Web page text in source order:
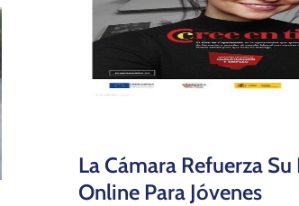
La Cámara Refuerza
Online Para Jóvenes